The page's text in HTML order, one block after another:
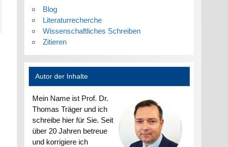
Blog
Literaturrecherche
Wissenschaftliches Schreiben
Zitieren
Autor der Inhalte
Mein Name ist Prof. Dr.
Thomas Träger und ich
schreibe hier für Sie. Seit
über 20 Jahren betreue
und korrigiere ich